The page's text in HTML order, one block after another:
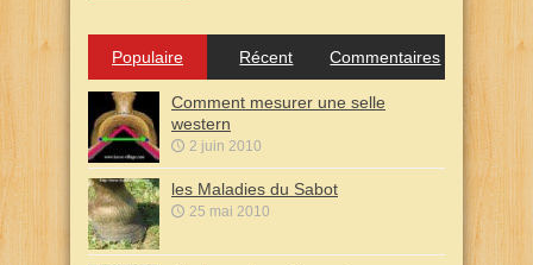
Populaire Récent Commentaires
Comment mesurer une selle
western
2 juin 2010
les Maladies du Sabot
25 mai 2010